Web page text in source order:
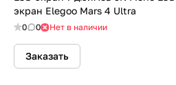
экран Elegoo Mars 4 Ultra
0 0 Нет в наличии
Заказать